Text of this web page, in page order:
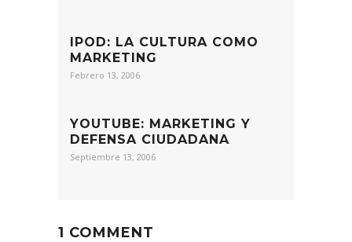
IPOD: LA CULTURA COMO
MARKETING
Febrero 13, 2006
YOUTUBE: MARKETING Y
DEFENSA CIUDADANA
Septiembre 13, 2006
1 COMMENT